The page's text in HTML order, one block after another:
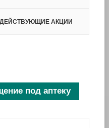
ДЕЙСТВУЮЩИЕ АКЦИИ
под аптеку